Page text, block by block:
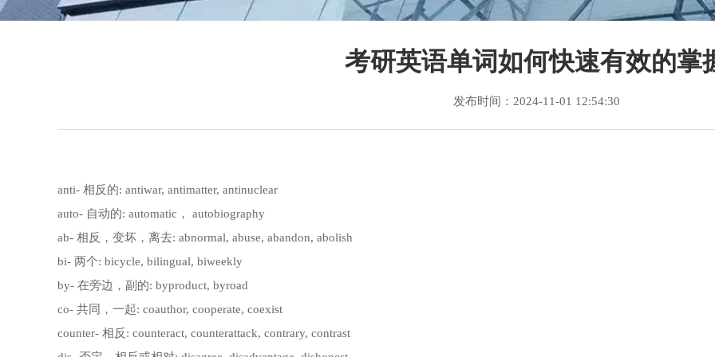
考研英语单词如何快速有效的掌
发布时间：2024-11-01 12:54:30
anti- 相反的: antiwar, antimatter, antinuclear
auto- 自动的: automatic， autobiography
ab- 相反，变坏，离去: abnormal, abuse, abandon, abolish
bi- 两个: bicycle, bilingual, biweekly
by- 在旁边，副的: byproduct, byroad
co- 共同，一起: coauthor, cooperate, coexist
counter- 相反: counteract, counterattack, contrary, contrast